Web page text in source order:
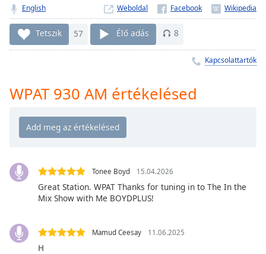
currently
behind
liveLIVE
Remaining
Time-
1x
Chapters
Descriptions
descriptions
selected
English Weboldal
Tetszik 57 Élő adás 8
Kapcsolattartók
WPAT 930 AM értékelésed
Tonee Boyd 15.04.2026
Great Station. WPAT Thanks for tuning in to The In the
Mix Show with Me BOYDPLUS!
Mamud Ceesay 11.06.2025
H